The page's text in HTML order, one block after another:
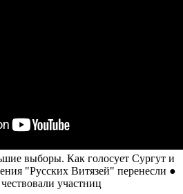
выборы. Как голосует Сургут и
"Русских Витязей" перенесли ●
участниц